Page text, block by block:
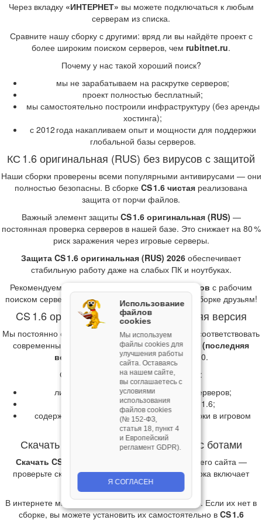
Через вкладку «ИНТЕРНЕТ» вы можете подключаться к любым
серверам из списка.
Сравните нашу сборку с другими: вряд ли вы найдёте проект с
более широким поиском серверов, чем rubitnet.ru.
Почему у нас такой хороший поиск?
мы не зарабатываем на раскрутке серверов;
проект полностью бесплатный;
мы самостоятельно построили инфраструктуру (без аренды
хостинга);
с 2012 года накапливаем опыт и мощности для поддержки
глобальной базы серверов.
КС 1.6 оригинальная (RUS) без вирусов с защитой
Наши сборки проверены всеми популярными антивирусами — они
полностью безопасны. В сборке CS 1.6 чистая реализована
защита от порчи файлов.
Важный элемент защиты CS 1.6 оригинальная (RUS) —
постоянная проверка серверов в нашей базе. Это снижает на 80 %
риск заражения через игровые серверы.
Защита CS 1.6 оригинальная (RUS) 2026 обеспечивает
стабильную работу даже на слабых ПК и ноутбуках.
Рекомендуем
скачать CS 1.6 чистую без вирусов с рабочим
поиском серверов с нашего сайта. Расскажите о сборке друзьям!
CS 1.6 оригинальная (RUS): последняя версия
Мы постоянно оптимизируем установщики, чтобы соответствовать
современным требованиям.КС 1.6 чистая 2026 (последняя
версия)
работает на Windows 7, 8 и 10.
Сборка
CS 1.6 оригинальная (RUS) :
лидирует по количеству найденных серверов;
считается последней версией CS 1.6;
содержит ссылку на сайт для ремонта сборки в игровом
меню.
Скачать КС 1.6 оригинальная (RUS) с ботами
Скачать CS 1.6 чистую с ботами
можно с нашего сайта —
проверьте скриншоты, чтобы убедиться, что сборка включает
ботов.
В интернете много модификаций ботов для CS 1.6. Если их нет в
сборке, вы можете установить их самостоятельно в CS 1.6
Использование
файлов
cookies
Мы используем
файлы cookies для
улучшения работы
сайта. Оставаясь
на нашем сайте,
вы соглашаетесь с
условиями
использования
файлов cookies
(№ 152‑ФЗ,
статья 18, пункт 4
и Европейский
регламент GDPR).
Я СОГЛАСЕН